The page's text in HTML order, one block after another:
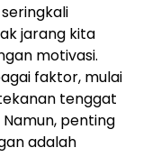
jarang kita
motivasi.
faktor, mulai
tenggat
penting
adalah